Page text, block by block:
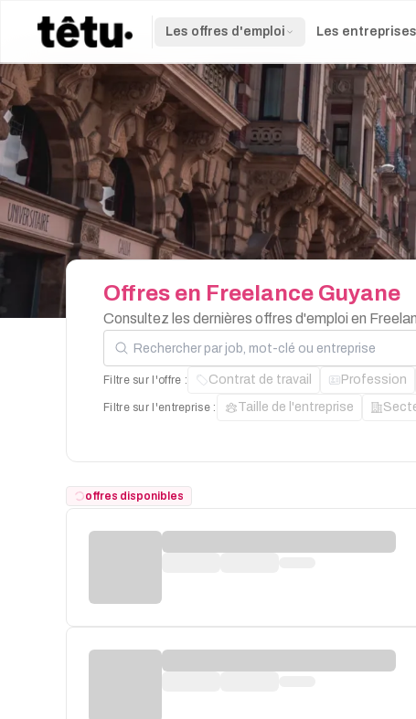
Les offres d'emploi Les entreprises
Offres en Freelance Guyane
Consultez les dernières offres d'emploi en
Rechercher par job, mot-clé ou entreprise
Filtre sur l'offre : Contrat de travail Profession
Filtre sur l'entreprise : Taille de l'entreprise
offres disponibles